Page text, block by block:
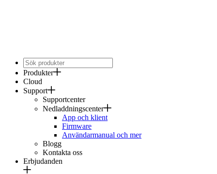
Produkter
Cloud
Support
Supportcenter
Nedladdningscenter
App och klient
Firmware
Användarmanual och mer
Blogg
Kontakta oss
Erbjudanden